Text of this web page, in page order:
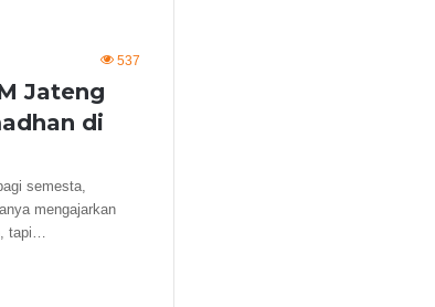
537
Jateng
di
semesta,
mengajarkan
tapi…